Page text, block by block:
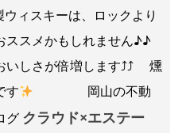
ウィスキーは、ロックより
ススメかもしれません♪♪
いしさが倍増します⤴⤴ 燻
す
岡山の不動
グ クラウド×エステー